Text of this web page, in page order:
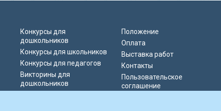
Конкурсы для
дошкольников
Конкурсы для школьников
Конкурсы для педагогов
Викторины для
дошкольников
Положение
Оплата
Выставка работ
Контакты
Пользовательское
соглашение